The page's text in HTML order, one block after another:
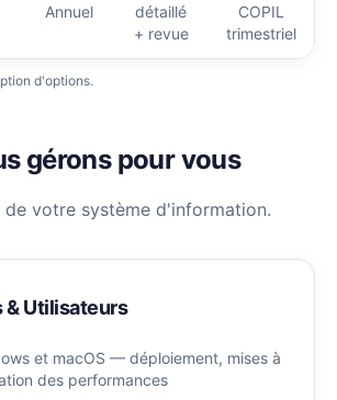
Annuel
détaillé
+ revue
COPIL
trimestriel
d'options.
gérons pour vous
de votre système d'information.
& Utilisateurs
et macOS — déploiement, mises à
des performances